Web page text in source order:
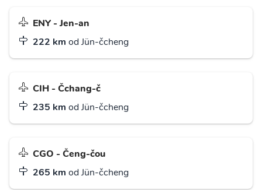
ENY - Jen-an
222 km od Jün-čcheng
CIH - Čchang-č
235 km od Jün-čcheng
CGO - Čeng-čou
265 km od Jün-čcheng